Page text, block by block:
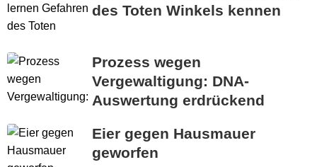
des Toten Winkels kennen
Prozess wegen
Vergewaltigung: DNA-
Auswertung erdrückend
Eier gegen Hausmauer
geworfen